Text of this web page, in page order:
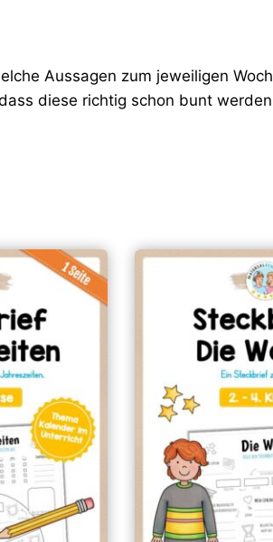
Aussagen zum jeweiligen
diese richtig schon bunt